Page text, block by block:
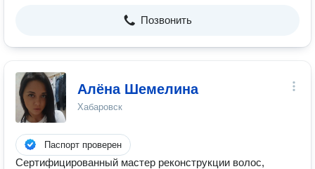
Позвонить
Алёна Шемелина
Хабаровск
Паспорт проверен
Сертифицированный мастер реконструкции волос,